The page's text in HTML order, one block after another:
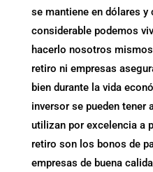
se mantiene en dólares y
considerable podemos
hacerlo nosotros
retiro ni empresas
bien durante la vida
inversor se pueden tener
utilizan por excelencia a
retiro son los bonos de
empresas de buena